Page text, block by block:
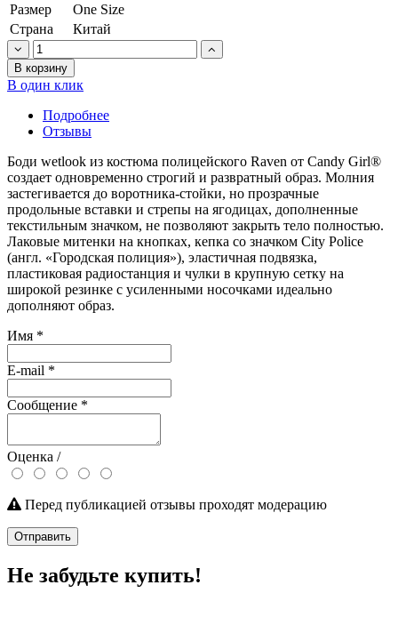
Размер
One Size
Страна
Китай
В корзину
В один клик
Подробнее
Отзывы
Боди wetlook из костюма полицейского Raven от Candy Girl®
создает одновременно строгий и развратный образ. Молния
застегивается до воротника-стойки, но прозрачные
продольные вставки и стрепы на ягодицах, дополненные
текстильным значком, не позволяют закрыть тело полностью.
Лаковые митенки на кнопках, кепка со значком City Police
(англ. «Городская полиция»), эластичная подвязка,
пластиковая радиостанция и чулки в крупную сетку на
широкой резинке с усиленными носочками идеально
дополняют образ.
Имя *
E-mail *
Сообщение *
Оценка /
Перед публикацией отзывы проходят модерацию
Отправить
Не забудьте купить!